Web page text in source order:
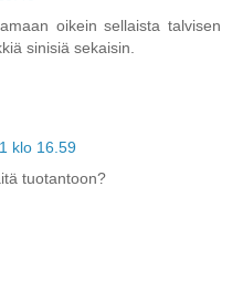
oikein sellaista talvisen
sinisiä sekaisin.
klo 16.59
tuotantoon?